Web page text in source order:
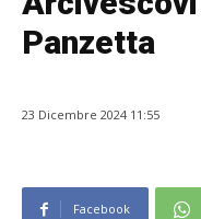
Panzetta
23 Dicembre 2024 11:55
Facebook